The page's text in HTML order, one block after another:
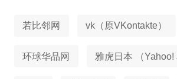
若比邻网 vk（原VKontakte）
环球华品网 雅虎日本 （Yahoo!